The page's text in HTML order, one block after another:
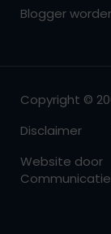
Blogger
Copyright ©
Disclaimer
Website door